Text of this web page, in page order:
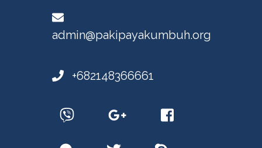
admin@pakipayakumbuh.org
+682148366661